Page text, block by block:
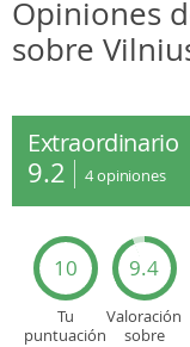
Opiniones
sobre
Extraordinario
9.2 4opiniones
10
Tu
puntuación
9.4
Valoración
sobre